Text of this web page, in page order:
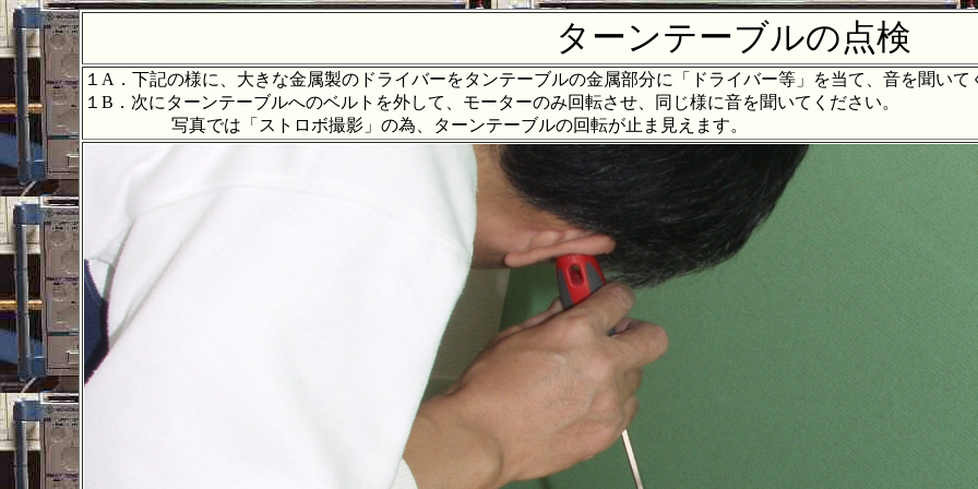
ターンテーブルの点検
１A．下記の様に、大きな金属製のドライバーをタンテーブルの金属部分に「ドライバー等」を当て、音を聞いて
１B．次にターンテーブルへのベルトを外して、モーターのみ回転させ、同じ様に音を聞いてください。
写真では「ストロボ撮影」の為、ターンテーブルの回転が止ま見えます。